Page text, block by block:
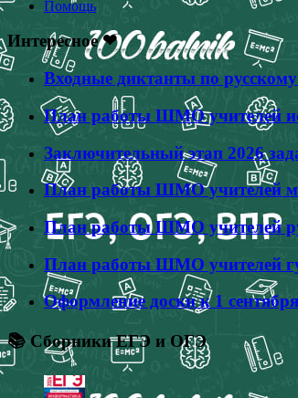
Помощь
Интересное ❤
Входные диктанты по
План работы ШМО учителей
Заключительный этап 2026
План работы ШМО учителей
План работы ШМО учителей
План работы ШМО учителей
Оформление доски к 1
📚 Сборники ЕГЭ и ОГЭ